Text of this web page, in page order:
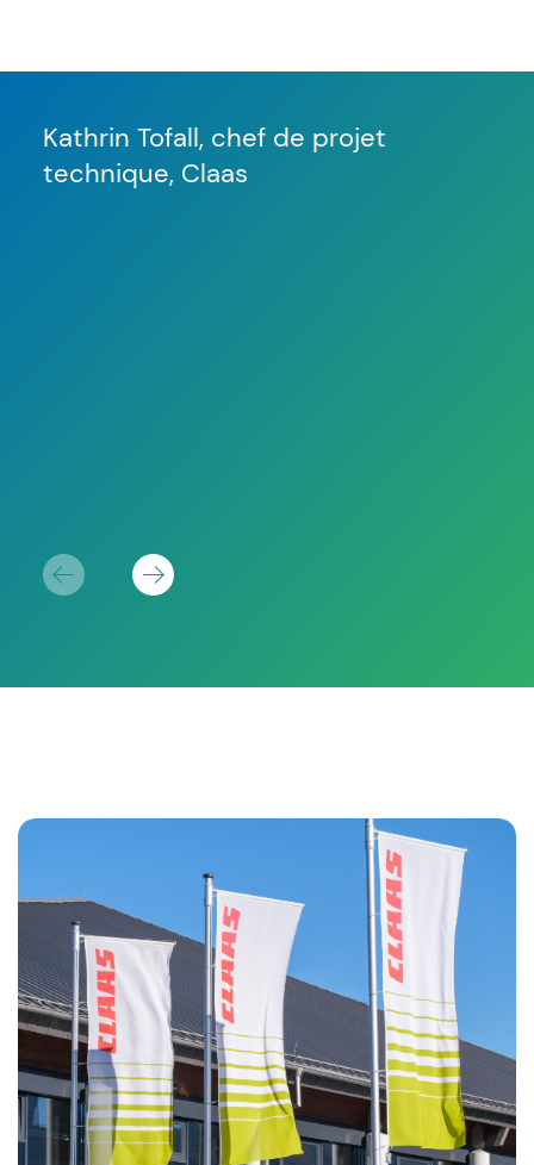
Kathrin Tofall, chef de projet
technique, Claas